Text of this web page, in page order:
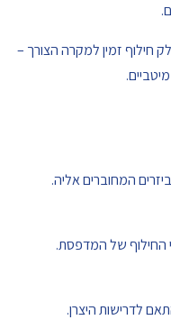
חילוף זמין למקרה הצורך –
המחוברים אליה.
החילוף של המדפסת.
לדרישות היצרן.